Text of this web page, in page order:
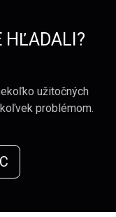
HĽADALI?
užitočných
problémom.